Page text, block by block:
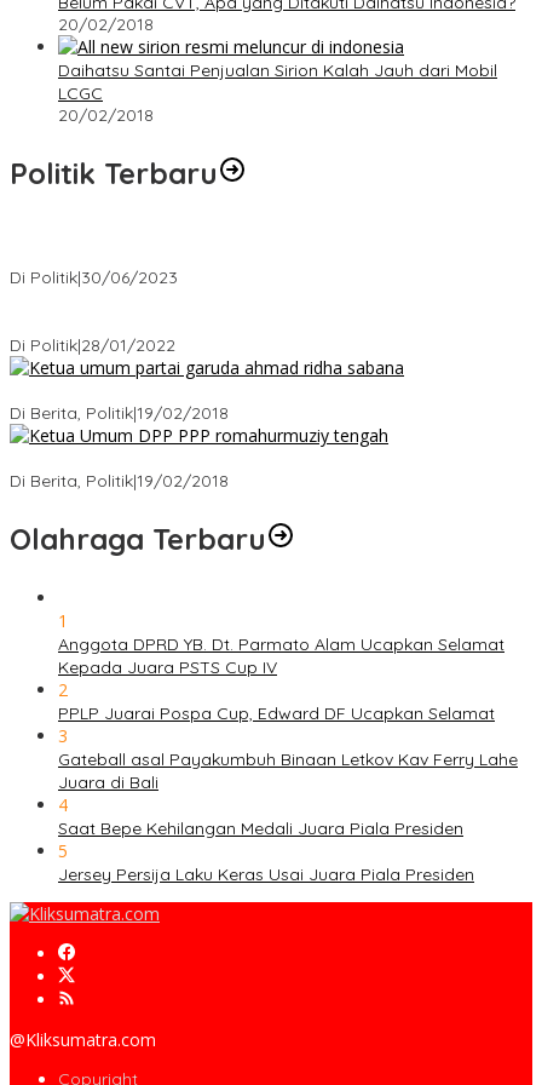
20/02/2018
Daihatsu Santai Penjualan Sirion Kalah Jauh dari Mobil
LCGC
20/02/2018
Politik Terbaru
Di Politik|30/06/2023
Di Politik|28/01/2022
Di Berita, Politik|19/02/2018
Di Berita, Politik|19/02/2018
Olahraga Terbaru
1
Anggota DPRD YB. Dt. Parmato Alam Ucapkan Selamat
Kepada Juara PSTS Cup IV
2
PPLP Juarai Pospa Cup, Edward DF Ucapkan Selamat
3
Gateball asal Payakumbuh Binaan Letkov Kav Ferry Lahe
Juara di Bali
4
Saat Bepe Kehilangan Medali Juara Piala Presiden
5
Jersey Persija Laku Keras Usai Juara Piala Presiden
@Kliksumatra.com
Copyright